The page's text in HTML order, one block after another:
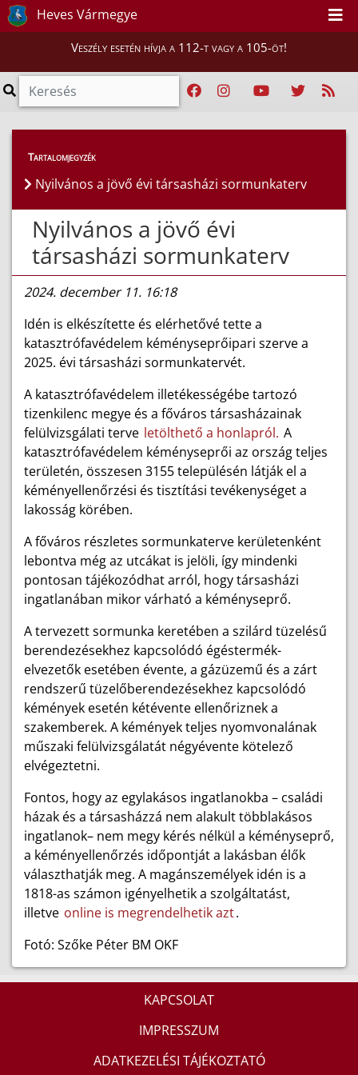
Heves Vármegye
Veszély esetén hívja a 112-t vagy a 105-öt!
Híreink > Hírek
Tartalomjegyzék
Nyilvános a jövő évi társasházi sormunkaterv
Nyilvános a jövő évi
társasházi sormunkaterv
2024. december 11. 16:18
Idén is elkészítette és elérhetővé tette a
katasztrófavédelem kéményseprőipari szerve a
2025. évi társasházi sormunkatervét.
A katasztrófavédelem illetékességébe tartozó
tizenkilenc megye és a főváros társasházainak
felülvizsgálati terve letölthető a honlapról. A
katasztrófavédelem kéményseprői az ország teljes
területén, összesen 3155 településén látják el a
kéményellenőrzési és tisztítási tevékenységet a
lakosság körében.
A főváros részletes sormunkaterve kerületenként
lebontva még az utcákat is jelöli, így mindenki
pontosan tájékozódhat arról, hogy társasházi
ingatlanában mikor várható a kéményseprő.
A tervezett sormunka keretében a szilárd tüzelésű
berendezésekhez kapcsolódó égéstermék-
elvezetők esetében évente, a gázüzemű és a zárt
rendszerű tüzelőberendezésekhez kapcsolódó
kémények esetén kétévente ellenőriznek a
szakemberek. A kémények teljes nyomvonalának
műszaki felülvizsgálatát négyévente kötelező
elvégeztetni.
Fontos, hogy az egylakásos ingatlanokba – családi
házak és a társasházzá nem alakult többlakásos
ingatlanok– nem megy kérés nélkül a kéményseprő,
a kéményellenőrzés időpontját a lakásban élők
választhatják meg. A magánszemélyek idén is a
1818-as számon igényelhetik a szolgáltatást,
illetve online is megrendelhetik azt.
Fotó: Szőke Péter BM OKF
KAPCSOLAT
IMPRESSZUM
ADATKEZELÉSI TÁJÉKOZTATÓ